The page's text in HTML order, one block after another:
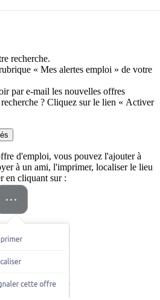
recherche.
« Mes alertes emploi » de votre
par e-mail les nouvelles offres
? Cliquez sur le lien « Activer
d'emploi, vous pouvez l'ajouter à
à un ami, l'imprimer, localiser le lieu
en cliquant sur :